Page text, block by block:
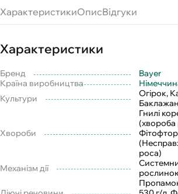
ХарактеристикиОписВідгуки
Характеристики
Бренд
Bayer
Країна виробництва
Культури
Огірок,
Хвороби
Гнилі
(хвороба
роса)
Механізм дії